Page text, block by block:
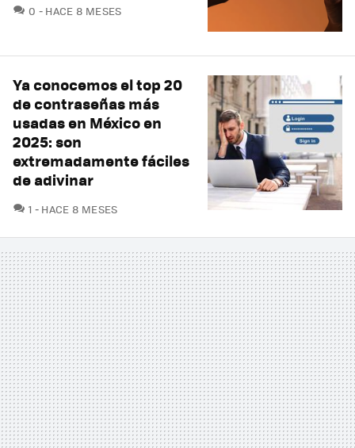
0 COMENTARIOS
HACE 8 MESES
Ya conocemos el top 20
de contraseñas más
usadas en México en
2025: son
extremadamente fáciles
de adivinar
1 COMENTARIOS
HACE 8 MESES